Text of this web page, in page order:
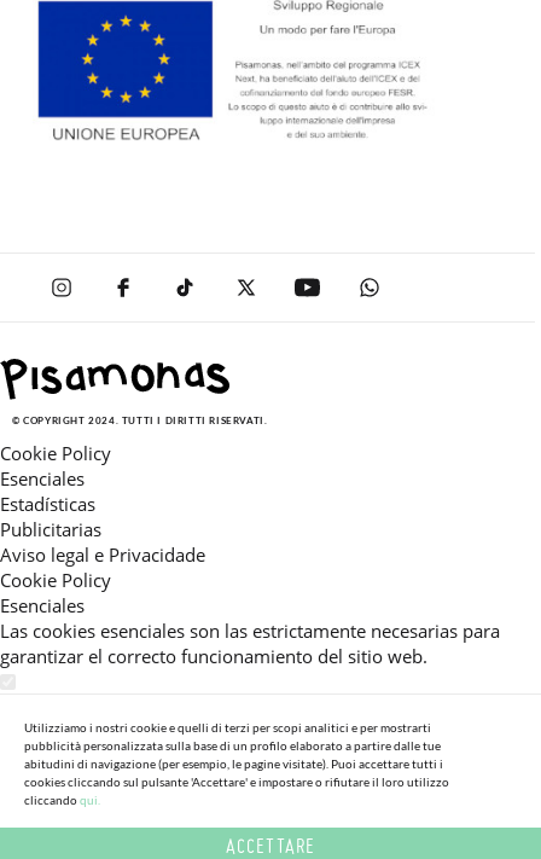
© COPYRIGHT 2024. TUTTI I DIRITTI RISERVATI.
Cookie Policy
Esenciales
Estadísticas
Publicitarias
Aviso legal e Privacidade
Cookie Policy
Esenciales
Las cookies esenciales son las estrictamente necesarias para
garantizar el correcto funcionamiento del sitio web.
Estas cookies nos permiten ofrecerle una experiencia en el sitio
adaptada a su navegación (recomendaciones de producto
personalizadas, énfasis en categorías frecuentemente
consultadas, etc).Al activar esta cookie, nos ayuda a mejorar aún
más su experiencia.
Utilizziamo i nostri cookie e quelli di terzi per scopi analitici e per mostrarti
pubblicità personalizzata sulla base di un profilo elaborato a partire dalle tue
abitudini di navigazione (per esempio, le pagine visitate). Puoi accettare tutti i
cookies cliccando sul pulsante 'Accettare' e impostare o rifiutare il loro utilizzo
cliccandoqui.
ACCETTARE